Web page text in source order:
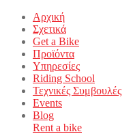
Αρχική
Σχετικά
Get a Bike
Προϊόντα
Υπηρεσίες
Riding School
Τεχνικές Συμβουλές
Events
Blog
Rent a bike